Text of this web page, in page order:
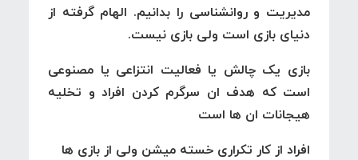
مدیریت و روانشناسی را بدانیم. الهام گرفته از
دنیای بازی است ولی بازی نیست.
بازی یک چالش یا فعالیت انتزاعی یا مصنوعی
است که هدف ان سرگرم کردن افراد و تخلیه
هیجانات ان ها است
افراد از کار تکراری خسته میشن ولی از بازی ها